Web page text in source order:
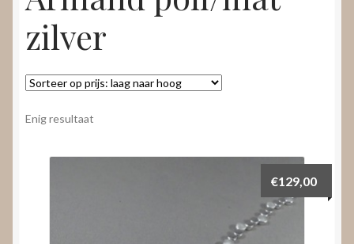
Contact
Nieuws
Video’s
zilver
Enig resultaat
€129,00